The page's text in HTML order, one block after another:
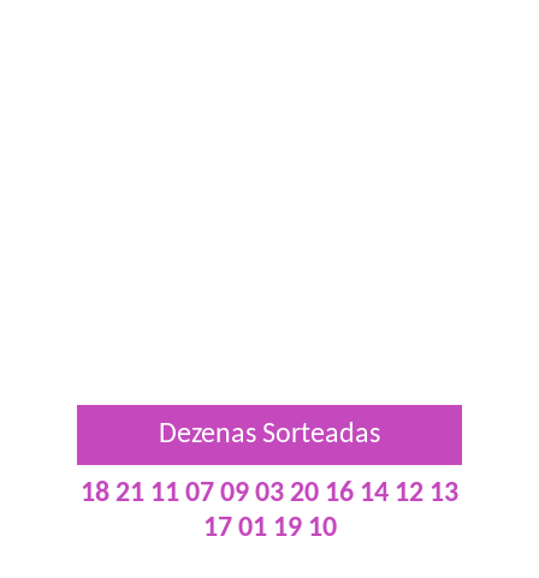
Dezenas Sorteadas
18 21 11 07 09 03 20 16 14 12 13
17 01 19 10